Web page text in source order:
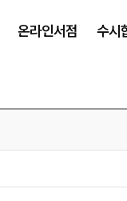
온라인서점 수시